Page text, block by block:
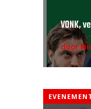
VONK,
door